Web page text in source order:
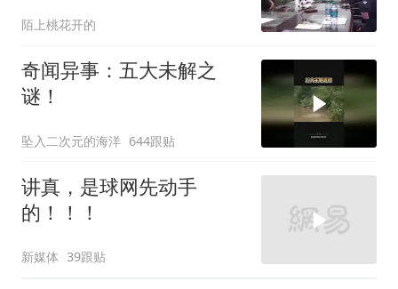
陌上桃花开的
奇闻异事：五大未解之
谜！
坠入二次元的海洋 644跟贴
讲真，是球网先动手
的！！！
新媒体 39跟贴